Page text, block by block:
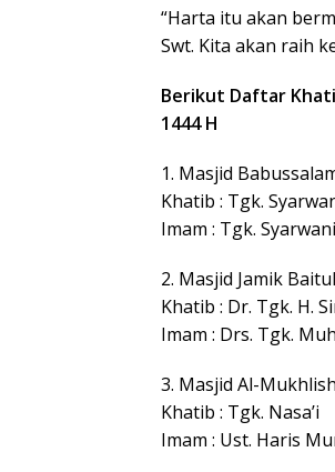
“Harta itu akan
Swt. Kita akan raih
Berikut Daftar
1444 H
1. Masjid
Khatib : Tgk.
Imam : Tgk.
2. Masjid Jamik
Khatib : Dr. Tgk. H.
Imam : Drs. Tgk.
3. Masjid Al-
Khatib : Tgk. Nasa’i
Imam : Ust. Haris